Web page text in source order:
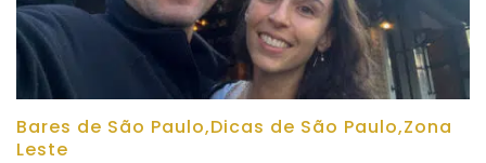
Bares de São Paulo,Dicas de São Paulo,Zona
Leste